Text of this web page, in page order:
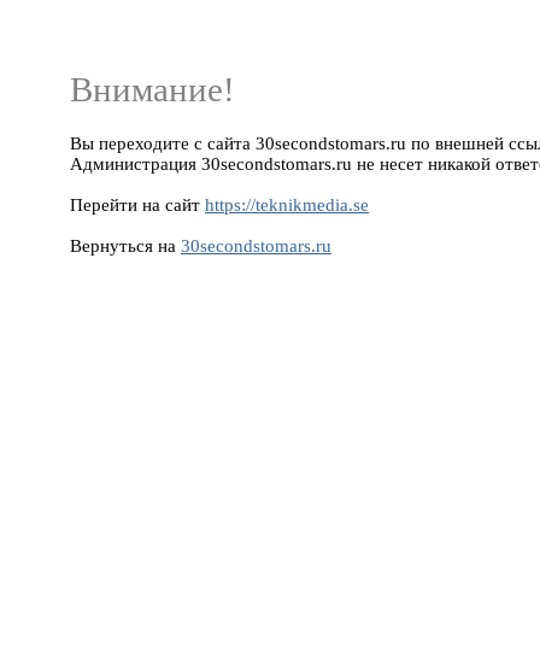
Внимание!
Вы переходите с сайта 30secondstomars.ru по внешней
Администрация 30secondstomars.ru не несет никакой
Перейти на сайт https://teknikmedia.se
Вернуться на 30secondstomars.ru